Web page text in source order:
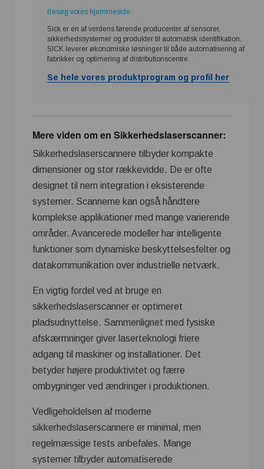
Besøg vores hjemmeside
Sick er en af verdens førende producenter af sensorer,
sikkerhedssystemer og produkter til automatisk identifikation.
SICK leverer økonomiske løsninger til både automatisering af
fabrikker og optimering af distributionscentre.
Se hele vores produktprogram og profil her
Mere viden om en Sikkerhedslaserscanner:
Sikkerhedslaserscannere tilbyder kompakte
dimensioner og stor rækkevidde. De er ofte
designet til nem integration i eksisterende
systemer. Scannerne kan også håndtere
komplekse applikationer med mange varierende
områder. Avancerede modeller har intelligente
funktioner som dynamiske beskyttelsesfelter og
datakommunikation over industrielle netværk.
En vigtig fordel ved at bruge en
sikkerhedslaserscanner er optimeret
pladsudnyttelse. Sammenlignet med fysiske
afskærmninger giver laserteknologi friere
adgang til maskiner og installationer. Det
betyder højere produktivitet og færre
ombygninger ved ændringer i produktionen.
Vedligeholdelsen af moderne
sikkerhedslaserscannere er minimal, men
regelmæssige tests anbefales. Mange
systemer tilbyder automatiserede